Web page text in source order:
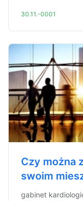
30.11.-0001
Czy można
swoim
gabinet